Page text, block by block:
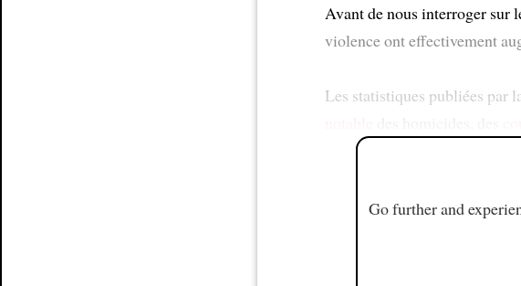
Avant de nous interroger sur
violence ont effectivement
Les statistiques publiées par
Go further and